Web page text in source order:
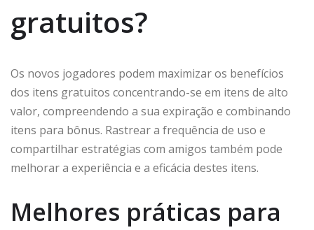
gratuitos?
Os novos jogadores podem maximizar os benefícios
dos itens gratuitos concentrando-se em itens de alto
valor, compreendendo a sua expiração e combinando
itens para bônus. Rastrear a frequência de uso e
compartilhar estratégias com amigos também pode
melhorar a experiência e a eficácia destes itens.
Melhores práticas para